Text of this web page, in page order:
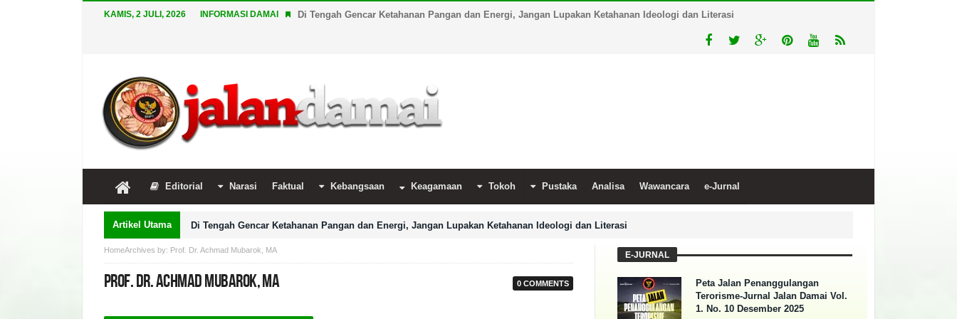
KAMIS, 2 JULI, 2026 INFORMASI DAMAI Di Tengah Gencar Ketahanan Pangan dan Energi, Jangan Lupakan Ketahanan Ideologi dan Literasi
Editorial Narasi Faktual Kebangsaan Keagamaan Tokoh Pustaka Analisa Wawancara e-Jurnal
Artikel Utama Di Tengah Gencar Ketahanan Pangan dan Energi, Jangan Lupakan Ketahanan Ideologi dan Literasi
HomeArchives by: Prof. Dr. Achmad Mubarok, MA
Prof. Dr. Achmad Mubarok, MA 0 COMMENTS
E-JURNAL
Peta Jalan Penanggulangan
Terorisme-Jurnal Jalan Damai Vol.
1. No. 10 Desember 2025